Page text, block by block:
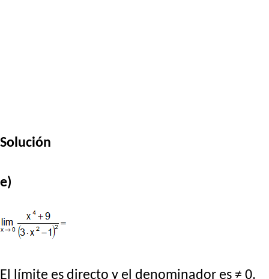
Solución
e)
El límite es directo y el denominador es ≠ 0.